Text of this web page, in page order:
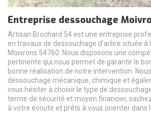
Entreprise dessouchage
Artisan Brochard 54 est une entreprise
en travaux de dessouchage d’arbre située à
Moivrons 54760. Nous disposons une
pertinente qui nous permet de garantir le
bonne réalisation de notre intervention.
dessouchage mécanique, chimique et
vous hésiter à choisir le type de
terme de sécurité et moyen financier,
à votre écoute et prêts à vous orienter dans